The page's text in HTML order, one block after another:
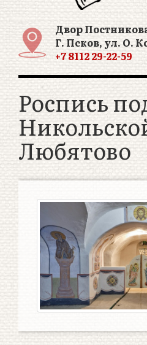
Двор
Г. Псков, ул. О.
+7 8112 29-22-59
Роспись
Любятово